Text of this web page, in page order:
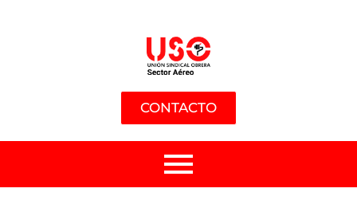
CONTACTO